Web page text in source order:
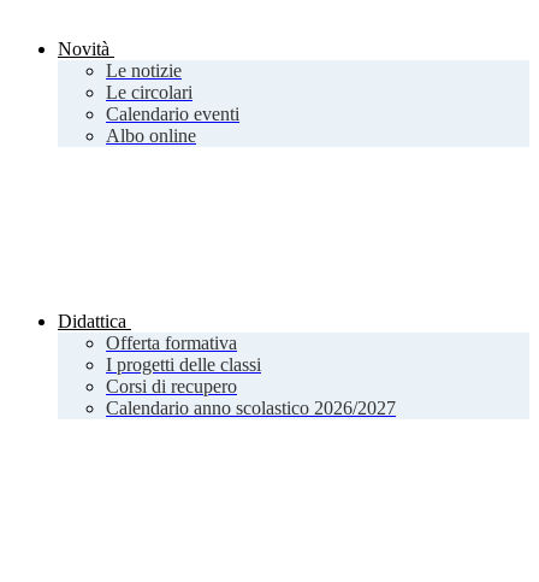
Novità
Le notizie
Le circolari
Calendario eventi
Albo online
Didattica
Offerta formativa
I progetti delle classi
Corsi di recupero
Calendario anno scolastico 2026/2027